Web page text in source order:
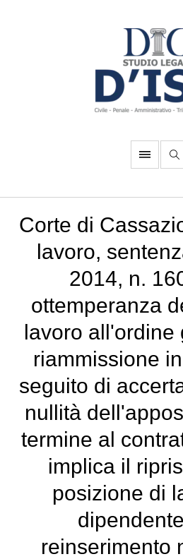
Corte di
lavoro,
2014, n.
ottemperanza
lavoro all'ordine
riammissione
seguito di
nullità
termine al
implica il
posizione di
reinserimento